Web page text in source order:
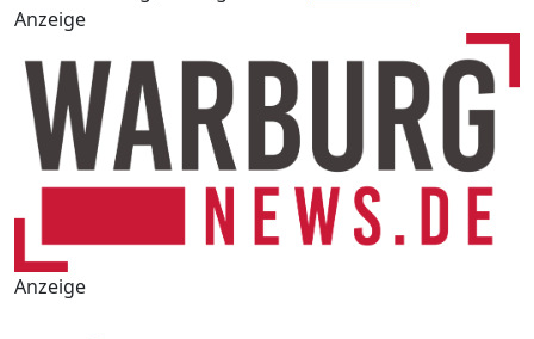
Anzeige
Anzeige